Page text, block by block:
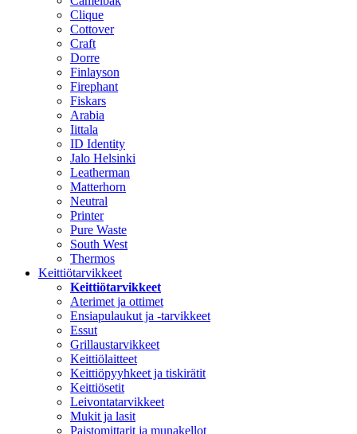
Clique
Cottover
Craft
Dorre
Finlayson
Firephant
Fiskars
Arabia
Iittala
ID Identity
Jalo Helsinki
Leatherman
Matterhorn
Neutral
Printer
Pure Waste
South West
Thermos
Keittiötarvikkeet
Keittiötarvikkeet
Aterimet ja ottimet
Ensiapulaukut ja -tarvikkeet
Essut
Grillaustarvikkeet
Keittiölaitteet
Keittiöpyyhkeet ja tiskirätit
Keittiösetit
Leivontatarvikkeet
Mukit ja lasit
Paistomittarit ja munakellot